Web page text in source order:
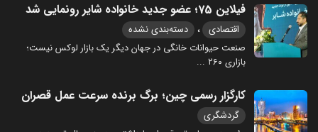
فیلاین 75؛ عضو جدید خانواده شایر رونمایی شد
اقتصادی ، دسته‌بندی نشده
صنعت حیوانات خانگی در جهان دیگر یک بازار لوکس نیست؛
بازاری ۲۶۰
...
کارگزار رسمی چین؛ برگ برنده سرعت عمل قصران
گردشگری